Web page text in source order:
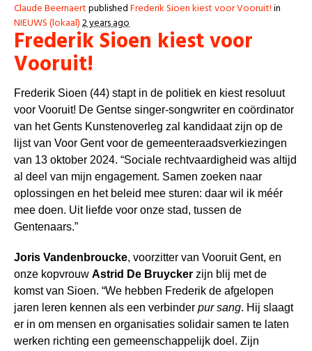
Claude BeernaertpublishedFrederik Sioen kiest voor Vooruit!in
NIEUWS (lokaal)2 years ago
Frederik Sioen kiest voor
Vooruit!
Frederik Sioen (44) stapt in de politiek en kiest resoluut
voor Vooruit! De Gentse singer-songwriter en coördinator
van het Gents Kunstenoverleg zal kandidaat zijn op de
lijst van Voor Gent voor de gemeenteraadsverkiezingen
van 13 oktober 2024. “Sociale rechtvaardigheid was altijd
al deel van mijn engagement. Samen zoeken naar
oplossingen en het beleid mee sturen: daar wil ik méér
mee doen. Uit liefde voor onze stad, tussen de
Gentenaars.”
Joris Vandenbroucke, voorzitter van Vooruit Gent, en
onze kopvrouw Astrid De Bruycker zijn blij met de
komst van Sioen. “We hebben Frederik de afgelopen
jaren leren kennen als een verbinder pur sang. Hij slaagt
er in om mensen en organisaties solidair samen te laten
werken richting een gemeenschappelijk doel. Zijn